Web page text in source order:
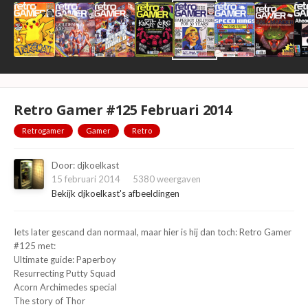
Retro Gamer #125 Februari 2014
Retrogamer Gamer Retro
Door:djkoelkast
15 februari 2014
5380 weergaven
Bekijk djkoelkast's afbeeldingen
Iets later gescand dan normaal, maar hier is hij dan toch: Retro Gamer
#125 met:
Ultimate guide: Paperboy
Resurrecting Putty Squad
Acorn Archimedes special
The story of Thor